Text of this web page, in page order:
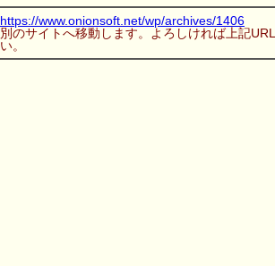
https://www.onionsoft.net/wp/archives/1406
別のサイトへ移動します。よろしければ上記
い。